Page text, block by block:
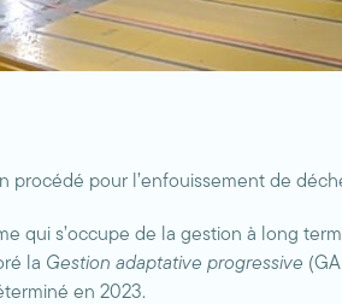
procédé pour l’enfouissement de
qui s’occupe de la gestion à long
la Gestion adaptative progressive
en 2023.